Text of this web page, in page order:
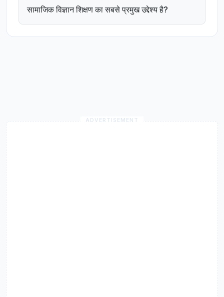
सामाजिक विज्ञान शिक्षण का सबसे प्रमुख उद्देश्य है?